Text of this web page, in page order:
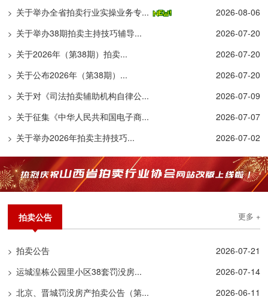
> 关于举办全省拍卖行业实操业务专... 2026-08-06
> 关于举办38期拍卖主持技巧辅导... 2026-07-20
> 关于2026年（第38期）拍卖... 2026-07-20
> 关于公布2026年（第38期）... 2026-07-20
> 关于对《司法拍卖辅助机构自律公... 2026-07-09
> 关于征集《中华人民共和国电子商... 2026-07-07
> 关于举办2026年拍卖主持技巧... 2026-07-02
拍卖公告 更多 +
> 拍卖公告 2026-07-21
> 运城湟栋公园里小区38套罚没房... 2026-07-14
> 北京、晋城罚没房产拍卖公告（第... 2026-06-11